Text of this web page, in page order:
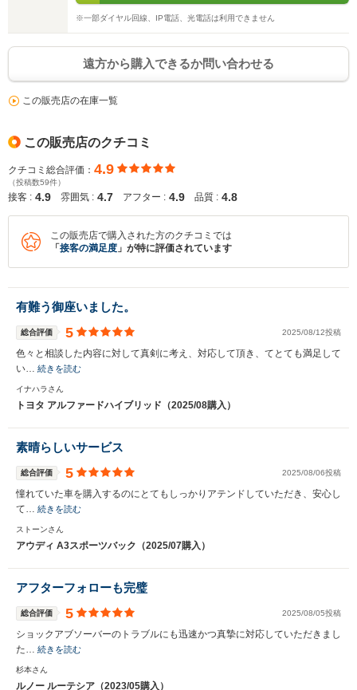
※一部ダイヤル回線、IP電話、光電話は利用できません
遠方から購入できるか問い合わせる
この販売店の在庫一覧
この販売店のクチコミ
クチコミ総合評価： 4.9
（投稿数59件）
接客 : 4.9 雰囲気 : 4.7 アフター : 4.9 品質 : 4.8
この販売店で購入された方のクチコミでは
「 接客の満足度 」が特に評価されています
有難う御座いました。
総合評価 5 2025/08/12投稿
色々と相談した内容に対して真剣に考え、対応して頂き、てとても満足して
い… 続きを読む
イナハラさん
トヨタ アルファードハイブリッド（2025/08購入）
素晴らしいサービス
総合評価 5 2025/08/06投稿
憧れていた車を購入するのにとてもしっかりアテンドしていただき、安心し
て… 続きを読む
ストーンさん
アウディ A3スポーツバック（2025/07購入）
アフターフォローも完璧
総合評価 5 2025/08/05投稿
ショックアブソーバーのトラブルにも迅速かつ真摯に対応していただきまし
た… 続きを読む
杉本さん
ルノー ルーテシア（2023/05購入）